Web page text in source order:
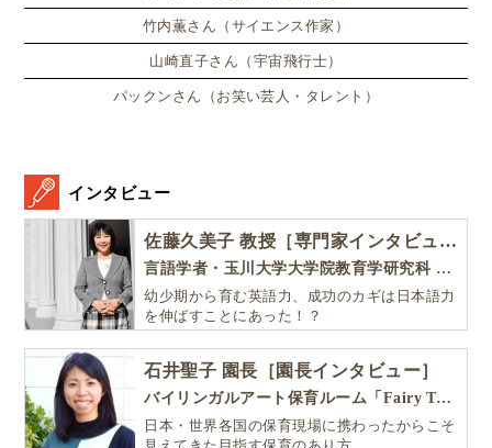
竹内薫さん（サイエンス作家）
山崎直子さん（宇宙飛行士）
パックンさん（お笑い芸人・タレント）
インタビュー
佐藤久美子 教授［専門家インタビュー］
言語学者・玉川大学大学院教育学研究科 教授・NHK「えいごであそぼ」総合指導
幼少期から育む英語力、成功のカギは日本語力
を伸ばすことにあった！？
石井聖子 園長［園長インタビュー］
バイリンガルアート保育ルーム「Fairy Tale（フェアリーテイル）」
日本・世界各国の保育現場に携わったからこそ